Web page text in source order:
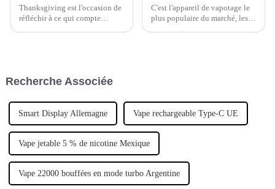
Thanksgiving est l'occasion de
réfléchir à ce qui compte
soutien, qui nous incitent à
exceptionnels.
C'est l'appareil de vapotage le
plus populaire du marché, les
Recherche Associée
Smart Display Allemagne Vape rechargeable Type-C UE
Vape jetable 5 % de nicotine Mexique
Vape 22000 bouffées en mode turbo Argentine